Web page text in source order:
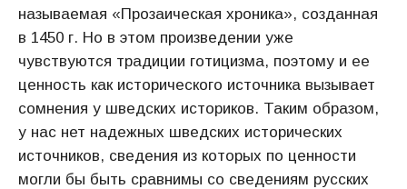
называемая «Прозаическая хроника», созданная
в 1450 г. Но в этом произведении уже
чувствуются традиции готицизма, поэтому и ее
ценность как исторического источника вызывает
сомнения у шведских историков. Таким образом,
у нас нет надежных шведских исторических
источников, сведения из которых по ценности
могли бы быть сравнимы со сведениям русских